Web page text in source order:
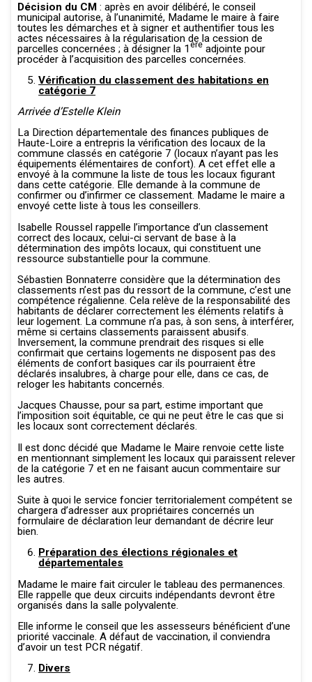
Décision du CM : après en avoir délibéré, le conseil
municipal autorise, à l’unanimité, Madame le maire à faire
toutes les démarches et à signer et authentifier tous les
actes nécessaires à la régularisation de la cession de
parcelles concernées ; à désigner la 1èreadjointe pour
procéder à l’acquisition des parcelles concernées.
Vérification du classement des habitations en
catégorie 7
Arrivée d’Estelle Klein
La Direction départementale des finances publiques de
Haute-Loire a entrepris la vérification des locaux de la
commune classés en catégorie 7 (locaux n’ayant pas les
équipements élémentaires de confort). A cet effet elle a
envoyé à la commune la liste de tous les locaux figurant
dans cette catégorie. Elle demande à la commune de
confirmer ou d’infirmer ce classement. Madame le maire a
envoyé cette liste à tous les conseillers.
Isabelle Roussel rappelle l’importance d’un classement
correct des locaux, celui-ci servant de base à la
détermination des impôts locaux, qui constituent une
ressource substantielle pour la commune.
Sébastien Bonnaterre considère que la détermination des
classements n’est pas du ressort de la commune, c’est une
compétence régalienne. Cela relève de la responsabilité des
habitants de déclarer correctement les éléments relatifs à
leur logement. La commune n’a pas, à son sens, à interférer,
même si certains classements paraissent abusifs.
Inversement, la commune prendrait des risques si elle
confirmait que certains logements ne disposent pas des
éléments de confort basiques car ils pourraient être
déclarés insalubres, à charge pour elle, dans ce cas, de
reloger les habitants concernés.
Jacques Chausse, pour sa part, estime important que
l’imposition soit équitable, ce qui ne peut être le cas que si
les locaux sont correctement déclarés.
Il est donc décidé que Madame le Maire renvoie cette liste
en mentionnant simplement les locaux qui paraissent relever
de la catégorie 7 et en ne faisant aucun commentaire sur
les autres.
Suite à quoi le service foncier territorialement compétent se
chargera d’adresser aux propriétaires concernés un
formulaire de déclaration leur demandant de décrire leur
bien.
Préparation des élections régionales et
départementales
Madame le maire fait circuler le tableau des permanences.
Elle rappelle que deux circuits indépendants devront être
organisés dans la salle polyvalente.
Elle informe le conseil que les assesseurs bénéficient d’une
priorité vaccinale. A défaut de vaccination, il conviendra
d’avoir un test PCR négatif.
Divers